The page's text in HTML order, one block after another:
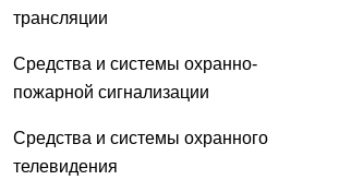
трансляции
Средства и системы охранно-
пожарной сигнализации
Средства и системы охранного
телевидения